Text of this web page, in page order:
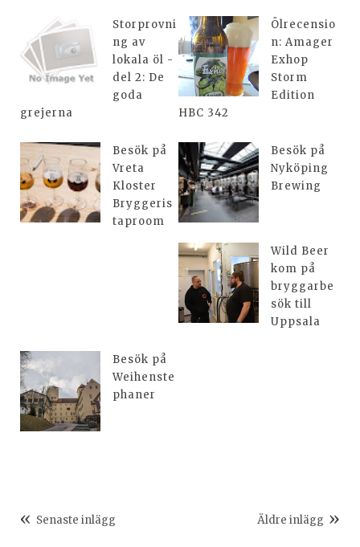
Storprovni
ng av
lokala öl -
del 2: De
goda
grejerna
Ölrecensio
n: Amager
Exhop
Storm
Edition
HBC 342
Besök på
Vreta
Kloster
Bryggeris
taproom
Besök på
Nyköping
Brewing
Wild Beer
kom på
bryggarbe
sök till
Uppsala
Besök på
Weihenste
phaner
Senaste inlägg Äldre inlägg